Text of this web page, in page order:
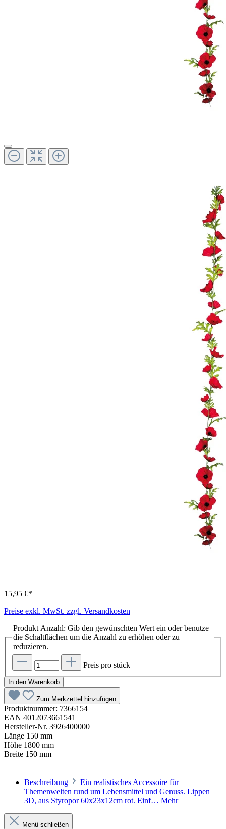
15,95 €*
Preise exkl. MwSt. zzgl. Versandkosten
Produkt Anzahl: Gib den gewünschten Wert ein oder benutze
die Schaltflächen um die Anzahl zu erhöhen oder zu
reduzieren.
Preis pro stück
In den Warenkorb
Zum Merkzettel hinzufügen
Produktnummer: 7366154
EAN 4012073661541
Hersteller-Nr. 3926400000
Länge 150 mm
Höhe 1800 mm
Breite 150 mm
Beschreibung
Ein realistisches Accessoire für
Themenwelten rund um Lebensmittel und Genuss. Lippen
3D, aus Styropor 60x23x12cm rot. Einf… Mehr
Menü schließen